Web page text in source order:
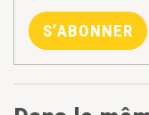
S’ABONNER